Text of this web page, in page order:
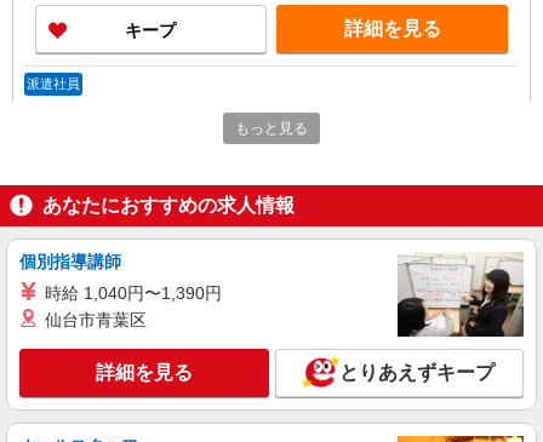
キープ 詳細を見る
派遣社員
株式会社kotrio /●SD-H-2066711
≪いわき市≫年齢不問！０からスタートでも活
時給1350円〜2062円 ＜日払い有/週払い有/交
通費全支給(ガソリン代含む)＞
いわき市 ≪最寄駅≫いわき駅
キープ 詳細を見る
アルバイト パート 派遣社員
日研トータルソーシング株式会社 メディカルケア事業部/郡山オフィ
ス【看護助手】
看護助手（ナースエイド）
もっと見る
あなたにおすすめの求人情報
個別指導講師
時給 1,040円〜1,390円
仙台市青葉区
詳細を見る とりあえずキープ